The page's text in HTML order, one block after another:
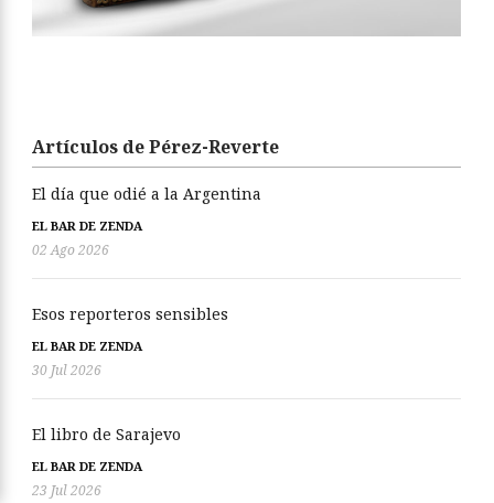
Artículos de Pérez-Reverte
El día que odié a la Argentina
EL BAR DE ZENDA
02 Ago 2026
Esos reporteros sensibles
EL BAR DE ZENDA
30 Jul 2026
El libro de Sarajevo
EL BAR DE ZENDA
23 Jul 2026